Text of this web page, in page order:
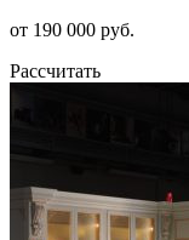
от 190 000 руб.
Рассчитать